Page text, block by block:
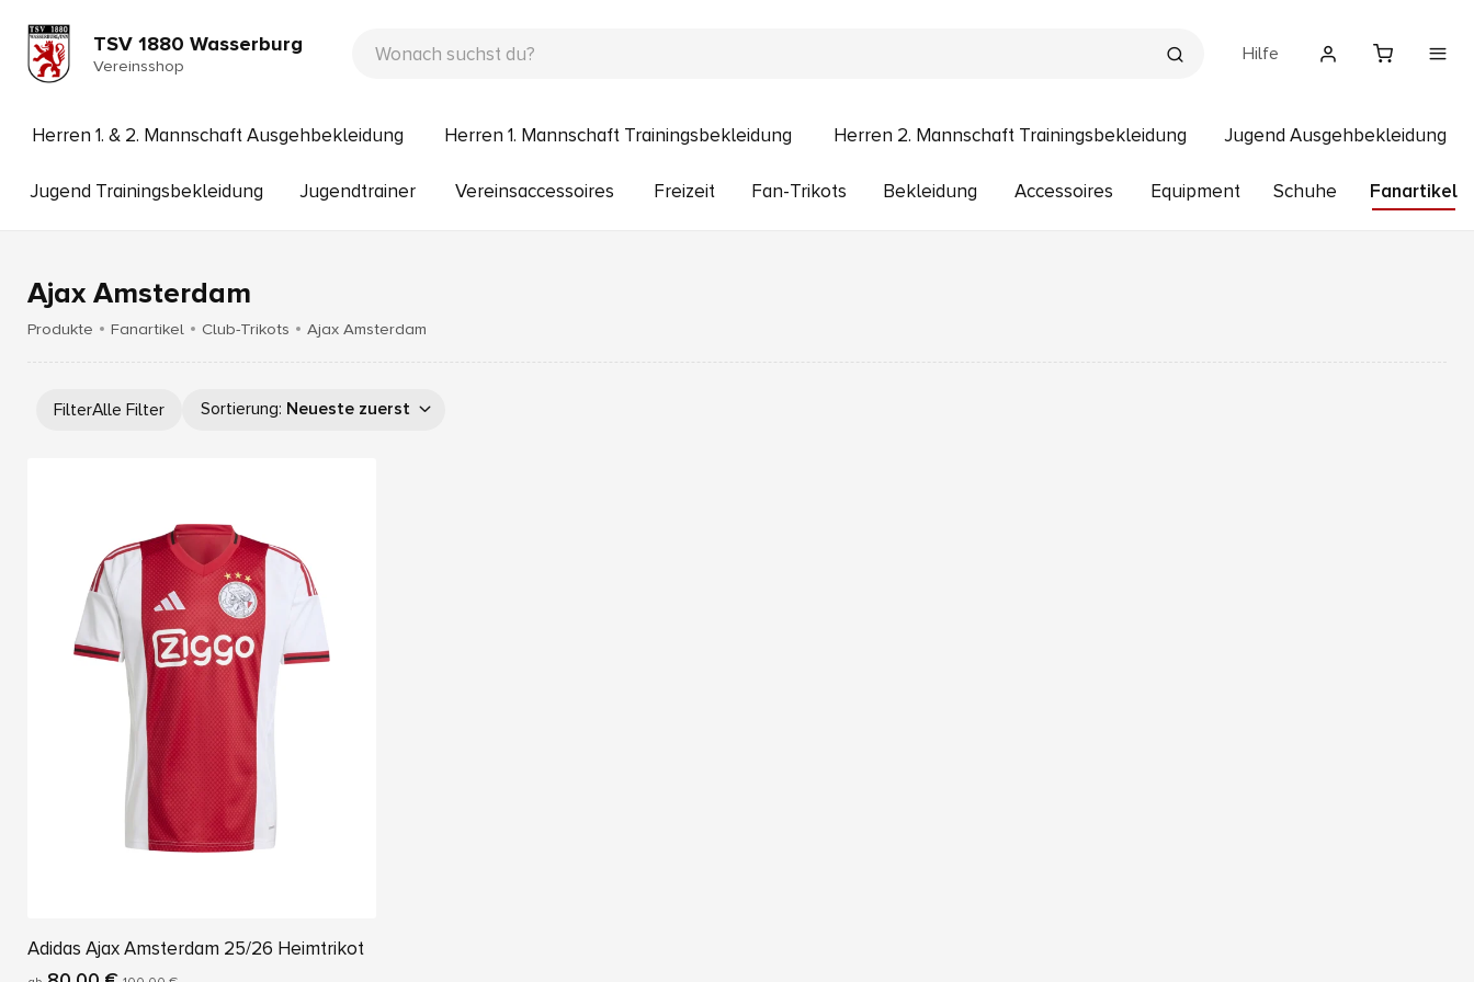
TSV 1880 Wasserburg
Vereinsshop
Hilfe
Herren 1. & 2. Mannschaft Ausgehbekleidung Herren 1. Mannschaft Trainingsbekleidung Herren 2. Mannschaft Trainingsbekleidung Jugend Ausgehbekleidung
Jugend Trainingsbekleidung Jugendtrainer Vereinsaccessoires Freizeit Fan-Trikots Bekleidung Accessoires Equipment Schuhe Fanartikel
Ajax Amsterdam
Produkte Fanartikel Club-Trikots Ajax Amsterdam
FilterAlle Filter Sortierung: Neueste zuerst
Adidas Ajax Amsterdam 25/26 Heimtrikot